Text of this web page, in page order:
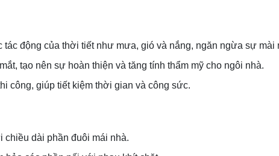
tác động của thời tiết như mưa, gió và nắng, ngăn ngừa sự mài
tạo nên sự hoàn thiện và tăng tính thẩm mỹ cho ngôi nhà.
công, giúp tiết kiệm thời gian và công sức.
dài phần đuôi mái nhà.